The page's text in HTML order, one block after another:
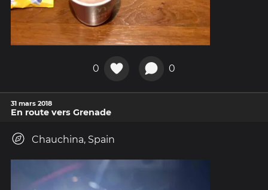
0 0
31 mars 2018
En route vers Grenade
Chauchina, Spain